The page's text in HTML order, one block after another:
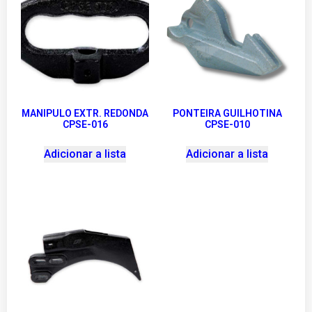
MANIPULO EXTR. REDONDA
CPSE-016
Adicionar a lista
PONTEIRA GUILHOTINA
CPSE-010
Adicionar a lista